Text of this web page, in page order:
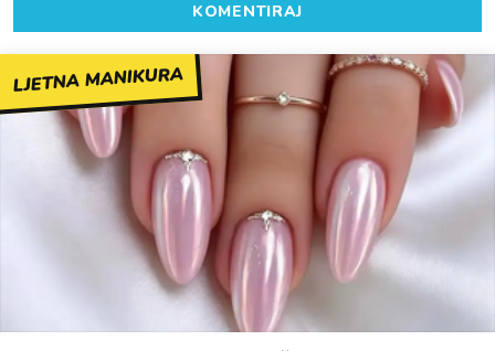
KOMENTIRAJ
LJETNA MANIKURA